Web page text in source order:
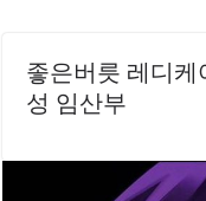
좋은버릇 레디케
성 임산부